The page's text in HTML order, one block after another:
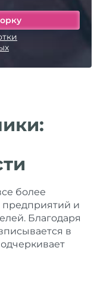
более
и
Благодаря
в